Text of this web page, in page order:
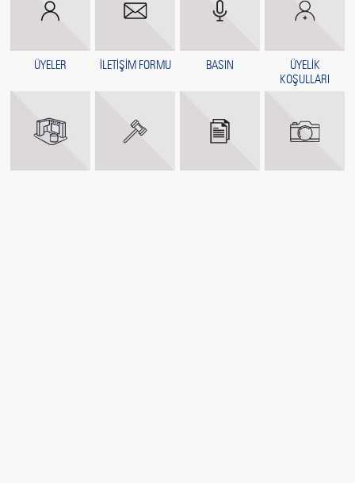
ÜYELER İLETİŞİM FORMU BASIN
ÜYELİK
KOŞULLARI